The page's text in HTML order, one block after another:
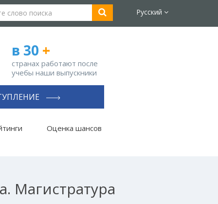
Русский
в 30 +
странах работают после
учебы наши выпускники
Оценка шансов
Магистратура